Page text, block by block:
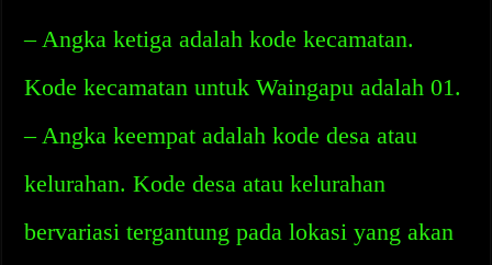
– Angka ketiga adalah kode kecamatan.
Kode kecamatan untuk Waingapu adalah 01.
– Angka keempat adalah kode desa atau
kelurahan. Kode desa atau kelurahan
bervariasi tergantung pada lokasi yang akan